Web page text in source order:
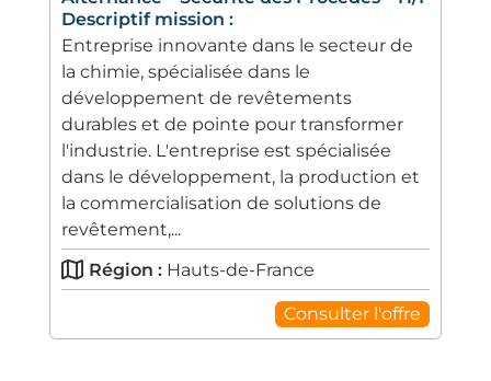
Descriptif mission :
Entreprise innovante dans le secteur de
la chimie, spécialisée dans le
développement de revêtements
durables et de pointe pour transformer
l'industrie. L'entreprise est spécialisée
dans le développement, la production et
la commercialisation de solutions de
revêtement,...
Région : Hauts-de-France
Consulter l'offre